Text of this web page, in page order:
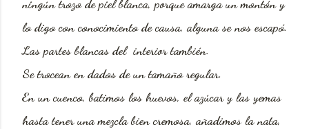
ningún trozo de piel blanca, porque amarga un montón y
lo digo con conocimiento de causa, alguna se nos escapó.
Las partes blancas del interior también.
Se trocean en dados de un tamaño regular.
En un cuenco, batimos los huevos, el azúcar y las yemas
hasta tener una mezcla bien cremosa, añadimos la nata,